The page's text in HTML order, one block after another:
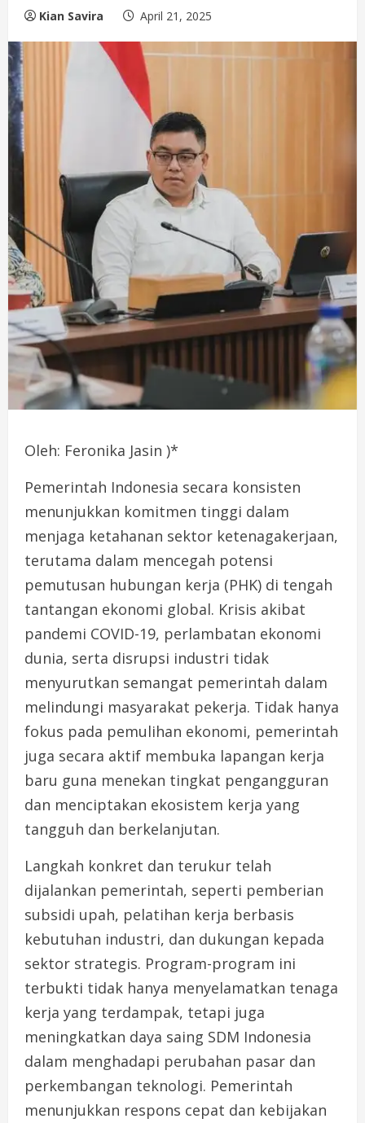
Kian Savira April 21, 2025
Oleh: Feronika Jasin )*
Pemerintah Indonesia secara konsisten
menunjukkan komitmen tinggi dalam
menjaga ketahanan sektor ketenagakerjaan,
terutama dalam mencegah potensi
pemutusan hubungan kerja (PHK) di tengah
tantangan ekonomi global. Krisis akibat
pandemi COVID-19, perlambatan ekonomi
dunia, serta disrupsi industri tidak
menyurutkan semangat pemerintah dalam
melindungi masyarakat pekerja. Tidak hanya
fokus pada pemulihan ekonomi, pemerintah
juga secara aktif membuka lapangan kerja
baru guna menekan tingkat pengangguran
dan menciptakan ekosistem kerja yang
tangguh dan berkelanjutan.
Langkah konkret dan terukur telah
dijalankan pemerintah, seperti pemberian
subsidi upah, pelatihan kerja berbasis
kebutuhan industri, dan dukungan kepada
sektor strategis. Program-program ini
terbukti tidak hanya menyelamatkan tenaga
kerja yang terdampak, tetapi juga
meningkatkan daya saing SDM Indonesia
dalam menghadapi perubahan pasar dan
perkembangan teknologi. Pemerintah
menunjukkan respons cepat dan kebijakan